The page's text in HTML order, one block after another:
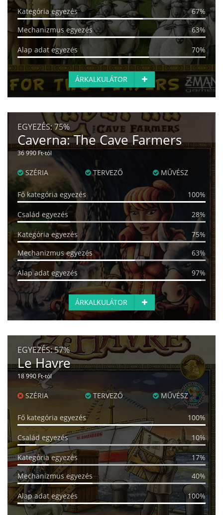
Kategória egyezés
67%
Mechanizmus egyezés
63%
Alap adat egyezés 70%
ÁRKALKULÁTOR
EGYEZÉS:75%
Caverna: The Cave Farmers
36 990 Ft-tól
SZÉRIA TERVEZŐ MŰVÉSZ
Fő kategória egyezés 100%
Család egyezés 28%
Kategória egyezés
75%
Mechanizmus egyezés
63%
Alap adat egyezés 97%
ÁRKALKULÁTOR
EGYEZÉS:57%
Le Havre
18 990 Ft-tól
SZÉRIA TERVEZŐ MŰVÉSZ
Fő kategória egyezés 100%
Család egyezés 10%
Kategória egyezés
17%
Mechanizmus egyezés
40%
Alap adat egyezés 100%